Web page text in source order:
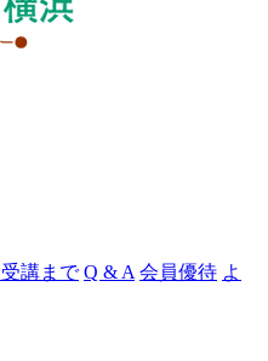
ャ
講まで Q & A 会員優待 よ